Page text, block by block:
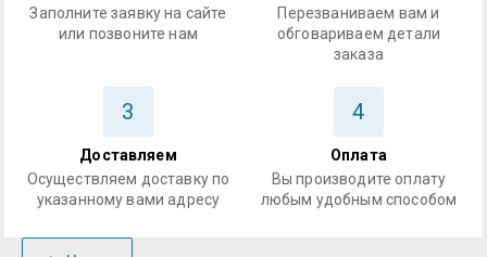
Заполните заявку на сайте
или позвоните нам
Перезваниваем вам и
обговариваем детали
заказа
3
Доставляем
Осуществляем доставку по
указанному вами адресу
4
Оплата
Вы производите оплату
любым удобным способом